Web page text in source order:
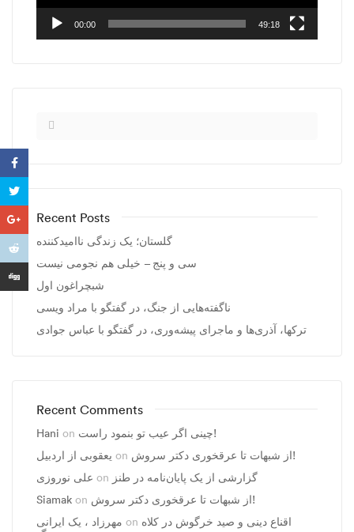
00:00 49:18
Recent Posts
گلستان؛ یک زندگی ناامیدکننده
سی و پنج – خیلی هم نجومی نیست
شبچراغون اول
ناگفته‌هایی از جنگ، در گفتگو با مراد ویسی
ترکها، آذری‌ها و ماجرای پیشه‌وری، در گفتگو با عباس جوادی
Recent Comments
Hani on
چینی اگر عیب تو بنمود راست!
یعقوبی از اردبیل on
از شبهات تا عرقخوری دکتر سروش!
علی نوروزی on گزارشی از یک پایان‌نامه در طنز
Siamak on
از شبهات تا عرقخوری دکتر سروش!
مهرزاد ، يک ايرانی on اقناع دینی و صید خرگوش در کلاه